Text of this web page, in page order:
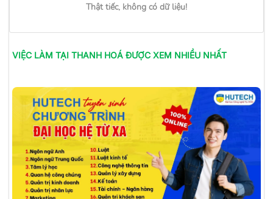
Thật tiếc, không có dữ liệu!
VIỆC LÀM TẠI THANH HOÁ ĐƯỢC XEM NHIỀU NHẤT